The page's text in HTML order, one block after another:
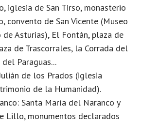
iglesia de San Tirso, monasterio
convento de San Vicente (Museo
Asturias), El Fontán, plaza de
de Trascorrales, la Corrada del
Paraguas...
de los Prados (iglesia
de la Humanidad).
Santa María del Naranco y
Lillo, monumentos declarados